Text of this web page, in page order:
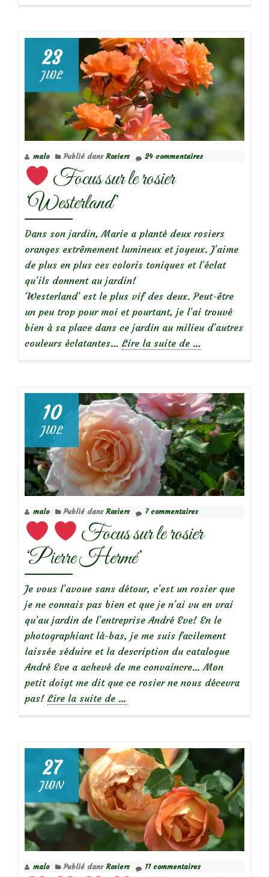
Focus
sur
le
rosier
‘Marie
Curie’
23
JUIL
malo Publié dans Rosiers 24 commentaires
Focus sur le rosier
‘Westerland’
Dans son jardin, Marie a planté deux rosiers
oranges extrêmement lumineux et joyeux. J’aime
de plus en plus ces coloris toniques et l’éclat
qu’ils donnent au jardin!
‘Westerland’ est le plus vif des deux. Peut-être
un peu trop pour moi et pourtant, je l’ai trouvé
bien à sa place dans ce jardin au milieu d’autres
couleurs éclatantes… Lire la suite de à
Focus
sur
le
rosier
‘Westerland’
…
10
JUIL
malo Publié dans Rosiers 7 commentaires
Focus sur le rosier
‘Pierre Hermé’
Je vous l’avoue sans détour, c’est un rosier que
je ne connais pas bien et que je n’ai vu en vrai
qu’au jardin de l’entreprise André Eve! En le
photographiant là-bas, je me suis facilement
laissée séduire et la description du catalogue
André Eve a achevé de me convaincre… Mon
petit doigt me dit que ce rosier ne nous décevra
pas! Lire la suite de à
Focus
sur
le
rosier
‘Pierre
Hermé’
…
27
JUIN
malo Publié dans Rosiers 11 commentaires